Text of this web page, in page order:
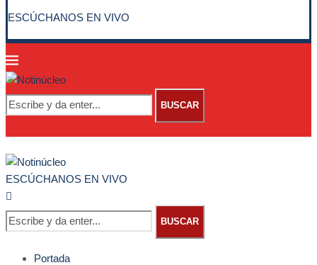
ESCÚCHANOS EN VIVO
BUSCAR
ESCÚCHANOS EN VIVO
BUSCAR
Portada